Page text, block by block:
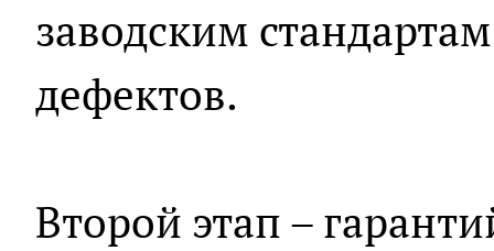
заводским
дефектов.
Второй этап –